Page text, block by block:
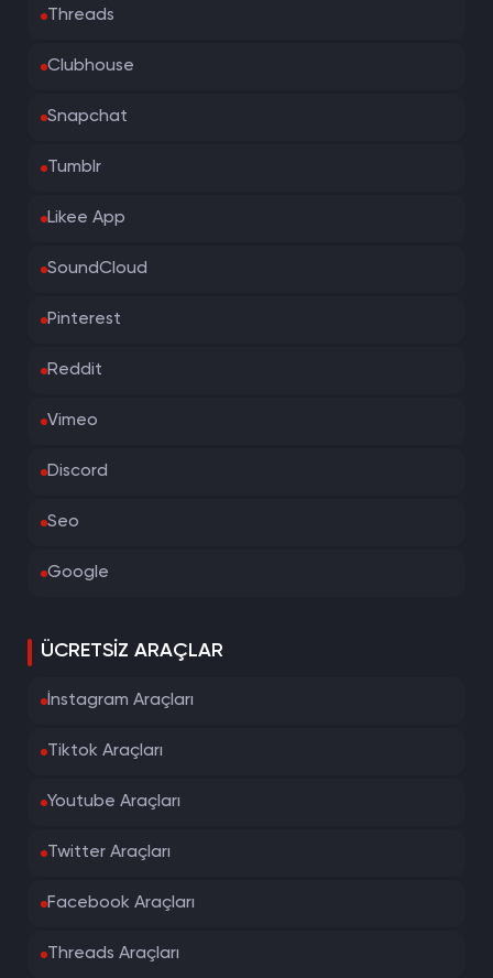
Threads
Clubhouse
Snapchat
Tumblr
Likee App
SoundCloud
Pinterest
Reddit
Vimeo
Discord
Seo
Google
ÜCRETSIZ ARAÇLAR
İnstagram Araçları
Tiktok Araçları
Youtube Araçları
Twitter Araçları
Facebook Araçları
Threads Araçları